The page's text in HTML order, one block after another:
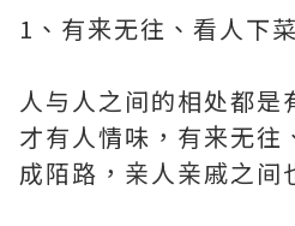
1、有来无往、看人下
人与人之间的相处都是
才有人情味，有来无往
成陌路，亲人亲戚之间